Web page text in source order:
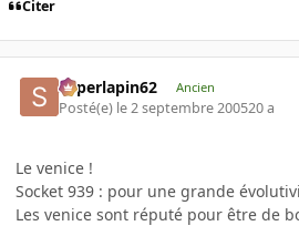
Citer
superlapin62 Ancien
Posté(e) le 2 septembre 200520 a
Le venice !
Socket 939 : pour une grande
Les venice sont réputé pour être de